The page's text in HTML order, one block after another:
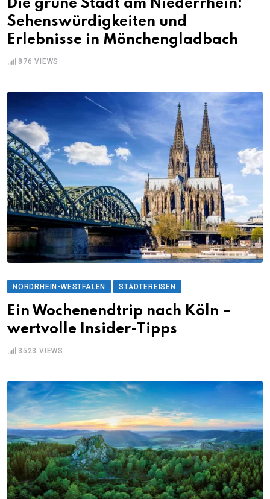
Die grüne Stadt am Niederrhein:
Sehenswürdigkeiten und
Erlebnisse in Mönchengladbach
876 VIEWS
NORDRHEIN-WESTFALEN STÄDTEREISEN
Ein Wochenendtrip nach Köln –
wertvolle Insider-Tipps
3523 VIEWS